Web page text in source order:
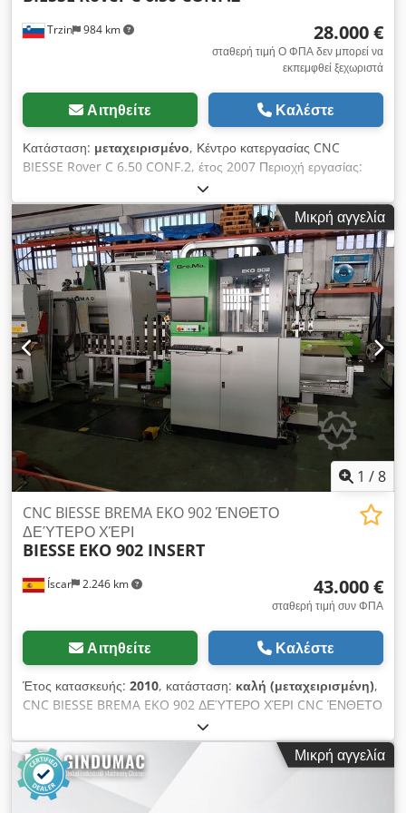
μη ανταλλάξιμος CE-συμμόρφωση GS δοκιμασμένος
Trzin 984 km 28.000 €
σταθερή τιμή Ο ΦΠΑ δεν μπορεί να
εκπεμφθεί ξεχωριστά
Αιτηθείτε Καλέστε
Κατάσταση: μεταχειρισμένο, Κέντρο κατεργασίας CNC
BIESSE Rover C 6.50 CONF.2, έτος 2007 Περιοχή εργασίας:
περίπου 140 × 460 εκ. Διαστάσεις μηχανήματος: 300 × 650 εκ.
Βάρος: περίπου 6.100 κιλά Δύο κεφαλές εργασίας Μαγκαζί
εργαλείων: 22 θέσεις Κάθετες ατράκτους διάτρησης: 28 τεμ.
Οριζόντιες ατράκτους διάτρησης: 12 τεμ. Dedpfx Asw Rpd
Ssfgekr Τιμή διαπραγματεύσιμη, άμεσα διαθέσιμο. Η τιμή δεν
περιλαμβάνει ΦΠΑ.
Μικρή αγγελία
1 /8
Íscar 2.246 km
CNC BIESSE BREMA EKO 902 ΈΝΘΕΤΟ
ΔΕΎΤΕΡΟ ΧΈΡΙ
BIESSE EKO 902 INSERT
43.000 €
σταθερή τιμή συν ΦΠΑ
Αιτηθείτε Καλέστε
Έτος κατασκευής: 2010, κατάσταση: καλή (μεταχειρισμένη),
CNC BIESSE BREMA EKO 902 ΔΕΎΤΕΡΟ ΧΈΡΙ CNC ΈΝΘΕΤΟ
ΤΕΧΝΙΚΈΣ ΛΕΠΤΟΜΈΡΕΙΕΣ: ΚΈΝΤΡΟ ΚΑΤΕΡΓΑΣΊΑΣ CNC 3
ΑΞΌΝΩΝ (X-Y-Z) - Ολοκληρωμένη προστασία της κεφαλής
εργασίας και της περιοχής εργασίας στο μηχάνημα. -
Αριθμητικός έλεγχος (έλεγχος) με το λογισμικό BIESSE Works
στα Windows. - Κατακόρυφη τοποθέτηση των πάνελ, με
Μικρή αγγελία